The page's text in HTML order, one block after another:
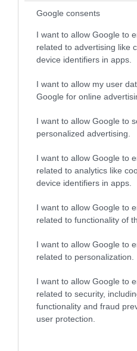
Google consents
I want to allow Google to
related to advertising like
device identifiers in apps.
I want to allow my user
Google for online
I want to allow Google to
personalized advertising.
I want to allow Google to
related to analytics like
device identifiers in apps.
I want to allow Google to
related to functionality of
I want to allow Google to
related to personalization.
I want to allow Google to
related to security,
functionality and fraud
user protection.
Οι λέξεις που
σύμφωνα με
καλά η μέρα (βίντεο)
06.08.2026 | 11:15
PRONEWS.GR /GOOD LIFE